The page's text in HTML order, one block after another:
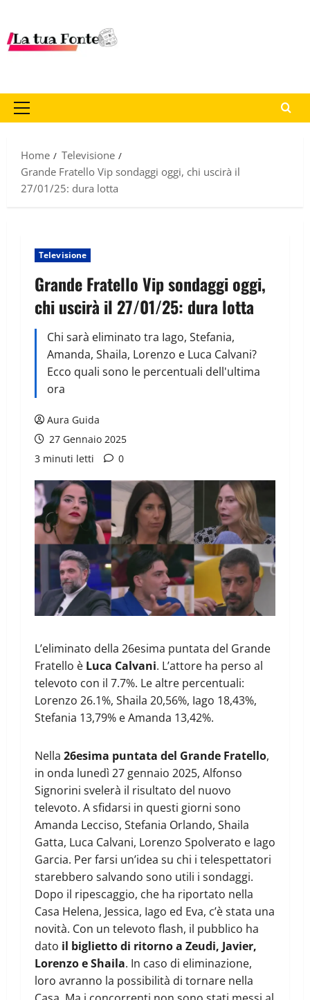
Home
Televisione
Grande Fratello Vip sondaggi oggi, chi uscirà il
27/01/25: dura lotta
Televisione
Grande Fratello Vip sondaggi oggi,
chi uscirà il 27/01/25: dura lotta
Chi sarà eliminato tra Iago, Stefania,
Amanda, Shaila, Lorenzo e Luca Calvani?
Ecco quali sono le percentuali dell'ultima
ora
Aura Guida
27 Gennaio 2025
3 minuti letti
0
L’eliminato della 26esima puntata del Grande
Fratello è Luca Calvani. L’attore ha perso al
televoto con il 7.7%. Le altre percentuali:
Lorenzo 26.1%, Shaila 20,56%, Iago 18,43%,
Stefania 13,79% e Amanda 13,42%.
Nella 26esima puntata del Grande Fratello,
in onda lunedì 27 gennaio 2025, Alfonso
Signorini svelerà il risultato del nuovo
televoto. A sfidarsi in questi giorni sono
Amanda Lecciso, Stefania Orlando, Shaila
Gatta, Luca Calvani, Lorenzo Spolverato e Iago
Garcia. Per farsi un’idea su chi i telespettatori
starebbero salvando sono utili i sondaggi.
Dopo il ripescaggio, che ha riportato nella
Casa Helena, Jessica, Iago ed Eva, c’è stata una
novità. Con un televoto flash, il pubblico ha
dato il biglietto di ritorno a Zeudi, Javier,
Lorenzo e Shaila. In caso di eliminazione,
loro avranno la possibilità di tornare nella